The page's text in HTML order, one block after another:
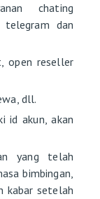
chating
telegram dan
open reseller
dll.
id akun, akan
yang telah
bimbingan,
kabar setelah